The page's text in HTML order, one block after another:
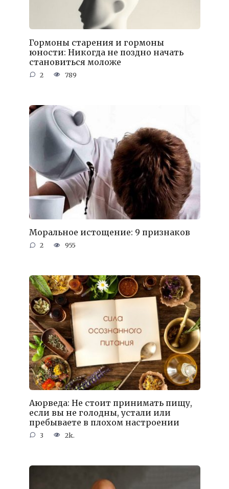
Гормоны старения и гормоны
юности: Никогда не поздно начать
становиться моложе
2 789
Моральное истощение: 9 признаков
2 955
Аюрведа: Не стоит принимать пищу,
если вы не голодны, устали или
пребываете в плохом настроении
3 2k.